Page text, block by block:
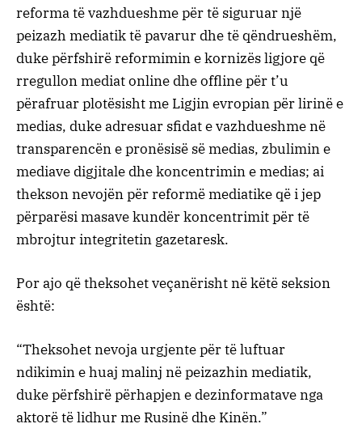
reforma të vazhdueshme për të siguruar një
peizazh mediatik të pavarur dhe të qëndrueshëm,
duke përfshirë reformimin e kornizës ligjore që
rregullon mediat online dhe offline për t’u
përafruar plotësisht me Ligjin evropian për lirinë e
medias, duke adresuar sfidat e vazhdueshme në
transparencën e pronësisë së medias, zbulimin e
mediave digjitale dhe koncentrimin e medias; ai
thekson nevojën për reformë mediatike që i jep
përparësi masave kundër koncentrimit për të
mbrojtur integritetin gazetaresk.
Por ajo që theksohet veçanërisht në këtë seksion
është:
“Theksohet nevoja urgjente për të luftuar
ndikimin e huaj malinj në peizazhin mediatik,
duke përfshirë përhapjen e dezinformatave nga
aktorë të lidhur me Rusinë dhe Kinën.”